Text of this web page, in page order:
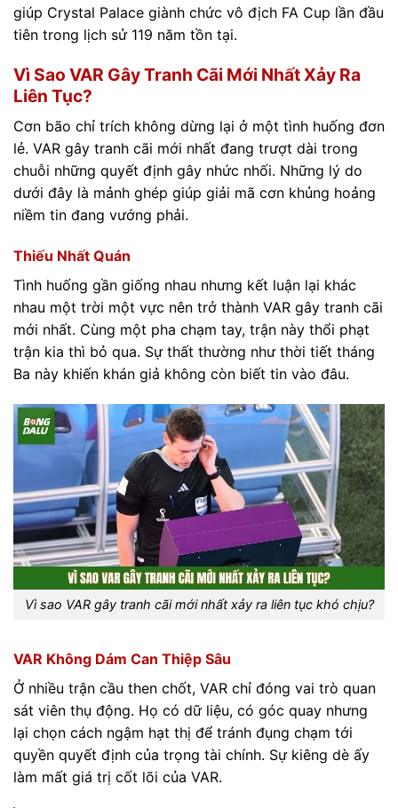
giúp Crystal Palace giành chức vô địch FA Cup lần đầu
tiên trong lịch sử 119 năm tồn tại.
Vì Sao VAR Gây Tranh Cãi Mới Nhất Xảy Ra
Liên Tục?
Cơn bão chỉ trích không dừng lại ở một tình huống đơn
lẻ. VAR gây tranh cãi mới nhất đang trượt dài trong
chuỗi những quyết định gây nhức nhối. Những lý do
dưới đây là mảnh ghép giúp giải mã cơn khủng hoảng
niềm tin đang vướng phải.
Thiếu Nhất Quán
Tình huống gần giống nhau nhưng kết luận lại khác
nhau một trời một vực nên trở thành VAR gây tranh cãi
mới nhất. Cùng một pha chạm tay, trận này thổi phạt
trận kia thì bỏ qua. Sự thất thường như thời tiết tháng
Ba này khiến khán giả không còn biết tin vào đâu.
Vì sao VAR gây tranh cãi mới nhất xảy ra liên tục khó chịu?
VAR Không Dám Can Thiệp Sâu
Ở nhiều trận cầu then chốt, VAR chỉ đóng vai trò quan
sát viên thụ động. Họ có dữ liệu, có góc quay nhưng
lại chọn cách ngậm hạt thị để tránh đụng chạm tới
quyền quyết định của trọng tài chính. Sự kiêng dè ấy
làm mất giá trị cốt lõi của VAR.